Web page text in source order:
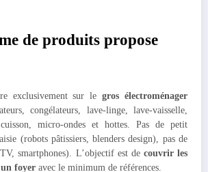
de produits propose
exclusivement sur legros électroménager
congélateurs, lave-linge, lave-vaisselle,
micro-ondes et hottes. Pas de petit
(robots pâtissiers, blenders design), pas de
smartphones). L’objectif est de couvrir les
foyer avec le minimum de références.